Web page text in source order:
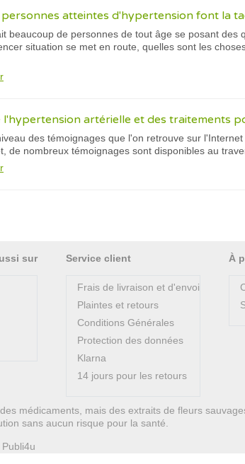
personnes atteintes d'hypertension font la
beaucoup de personnes de tout âge se posant
situation se met en route, quelles sont les
l'hypertension artérielle et des traitements
des témoignages que l'on retrouve sur
de nombreux témoignages sont disponibles au
sur Service client
Frais de livraison et d'envoi
Plaintes et retours
Conditions Générales
Protection des données
Klarna
14 jours pour les retours
À
médicaments, mais des extraits de fleurs
sans aucun risque pour la santé.
Publi4u